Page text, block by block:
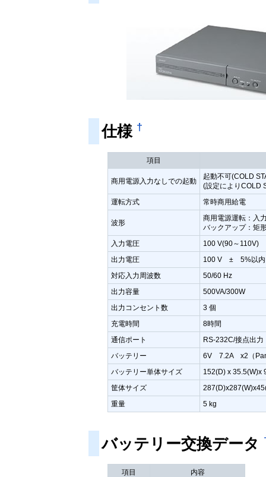
仕様 †
項目
商用電源入力なしでの起動
起動不可(COLD
(設定によりCOLD
運転方式 常時商用給電
波形
商用電源運転：入
バックアップ：矩
入力電圧 100 V(90～110V)
出力電圧 100 V ± 5%以内
対応入力周波数 50/60 Hz
出力容量 500VA/300W
出力コンセント数 3 個
充電時間 8時間
通信ポート RS-232C/接点出力
バッテリー 6V 7.2A x2（
バッテリー単体サイズ 152(D) x 35.5(W)x
筐体サイズ
重量 5 kg
バッテリー交換データ
項目 内容